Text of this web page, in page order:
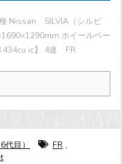
Nissan SILVIA（シルビ
ホイールベー
434cu ic】 4速 FR
目） FR ,